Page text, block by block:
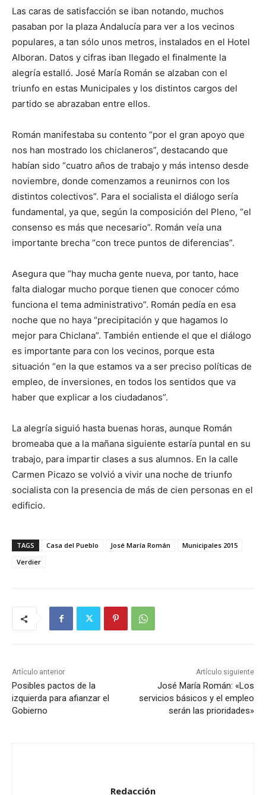
Las caras de satisfacción se iban notando, muchos
pasaban por la plaza Andalucía para ver a los vecinos
populares, a tan sólo unos metros, instalados en el Hotel
Alboran. Datos y cifras iban llegado el finalmente la
alegría estalló. José María Román se alzaban con el
triunfo en estas Municipales y los distintos cargos del
partido se abrazaban entre ellos.
Román manifestaba su contento “por el gran apoyo que
nos han mostrado los chiclaneros”, destacando que
habían sido “cuatro años de trabajo y más intenso desde
noviembre, donde comenzamos a reunirnos con los
distintos colectivos”. Para el socialista el diálogo sería
fundamental, ya que, según la composición del Pleno, “el
consenso es más que necesario”. Román veía una
importante brecha “con trece puntos de diferencias”.
Asegura que “hay mucha gente nueva, por tanto, hace
falta dialogar mucho porque tienen que conocer cómo
funciona el tema administrativo”. Román pedía en esa
noche que no haya “precipitación y que hagamos lo
mejor para Chiclana”. También entiende el que el diálogo
es importante para con los vecinos, porque esta
situación “en la que estamos va a ser preciso políticas de
empleo, de inversiones, en todos los sentidos que va
haber que explicar a los ciudadanos”.
La alegría siguió hasta buenas horas, aunque Román
bromeaba que a la mañana siguiente estaría puntal en su
trabajo, para impartir clases a sus alumnos. En la calle
Carmen Picazo se volvió a vivir una noche de triunfo
socialista con la presencia de más de cien personas en el
edificio.
TAGS Casa del Pueblo José María Román
Municipales 2015
Verdier
Artículo anterior
Posibles pactos de la
izquierda para afianzar el
Gobierno
Artículo siguiente
José María Román: «Los
servicios básicos y el empleo
serán las prioridades»
Redacción